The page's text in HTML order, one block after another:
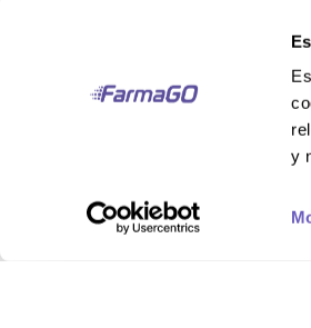
y
Por favor, inicia sesión para escribir un